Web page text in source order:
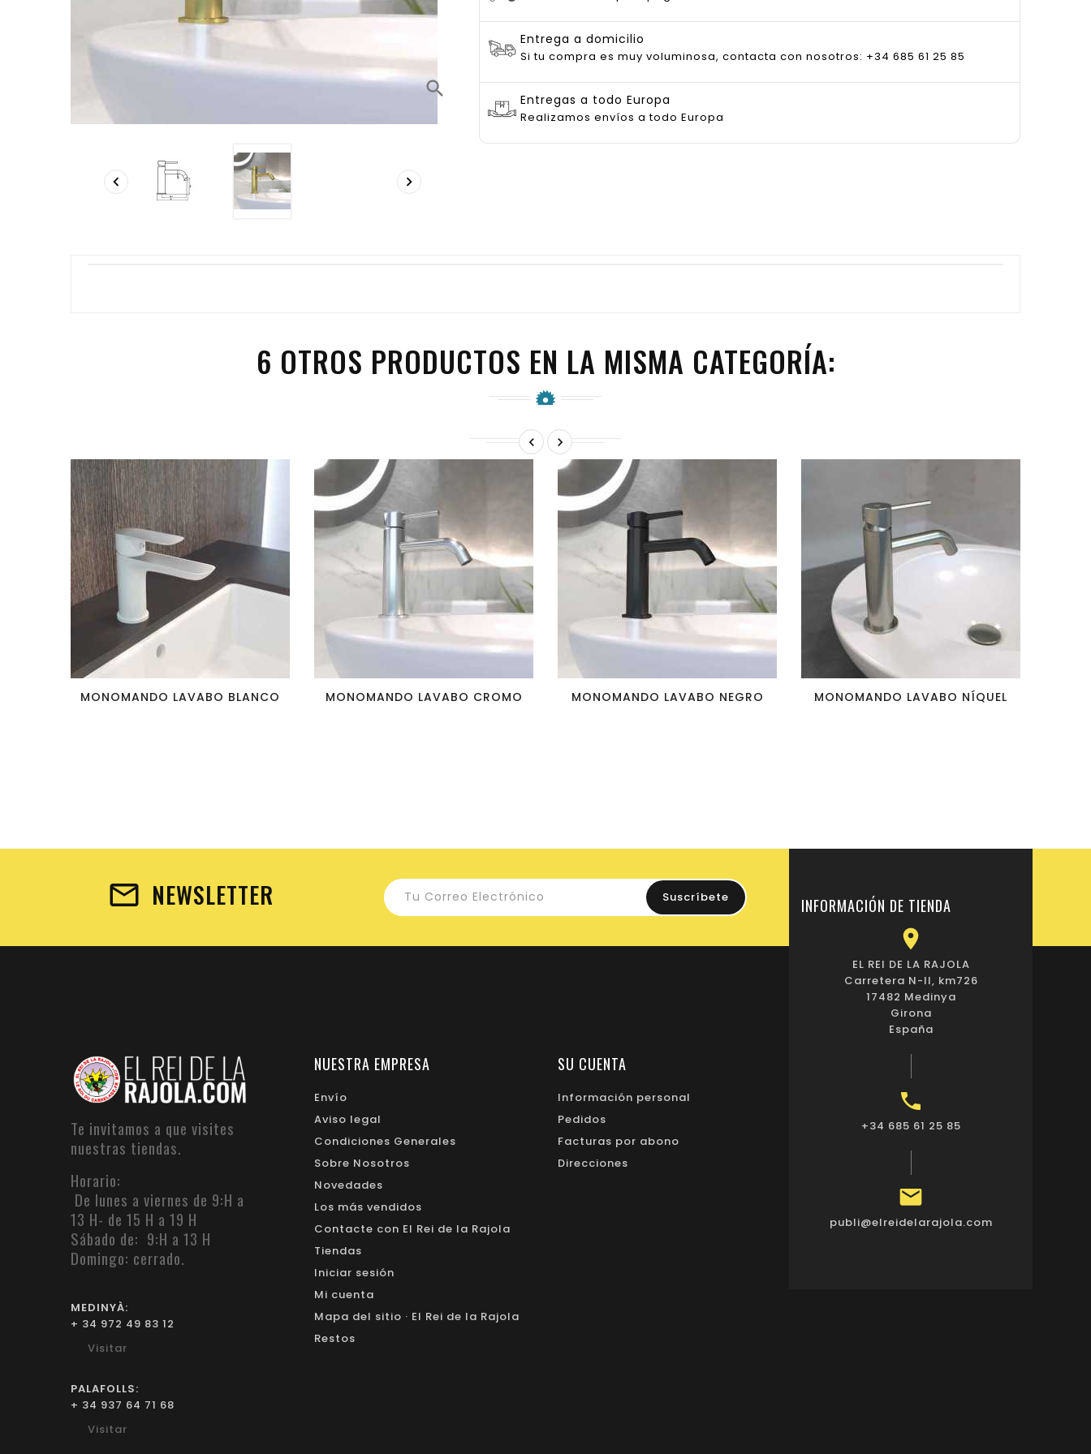
search
 
Entrega a domicilio
Si tu compra es muy voluminosa, contacta con nosotros: +34 685 61 25 85
Entregas a todo Europa
Realizamos envíos a todo Europa
6 OTROS PRODUCTOS EN LA MISMA CATEGORÍA:
 
favorite_border
MONOMANDO LAVABO BLANCO
favorite_border visibility
MONOMANDO LAVABO CROMO
favorite_border visibility
MONOMANDO LAVABO NEGRO MONOMANDO LAVABO NÍQUEL
NEWSLETTER
Te invitamos a que visites
nuestras tiendas.
Horario:
De lunes a viernes de 9:H a
13 H- de 15 H a 19 H
Sábado de: 9:H a 13 H
Domingo: cerrado.
MEDINYÀ:
+ 34 972 49 83 12
Visitar
PALAFOLLS:
+ 34 937 64 71 68
Visitar
NUESTRA EMPRESA
Envío
Aviso legal
Condiciones Generales
Sobre Nosotros
Novedades
Los más vendidos
Contacte con El Rei de la Rajola
Tiendas
Iniciar sesión
Mi cuenta
Mapa del sitio · El Rei de la Rajola
Restos
SU CUENTA
Información personal
Pedidos
Facturas por abono
Direcciones
INFORMACIÓN DE TIENDA

EL REI DE LA RAJOLA
Carretera N-II, km726
17482 Medinya
Girona
España

+34 685 61 25 85

publi@elreidelarajola.com